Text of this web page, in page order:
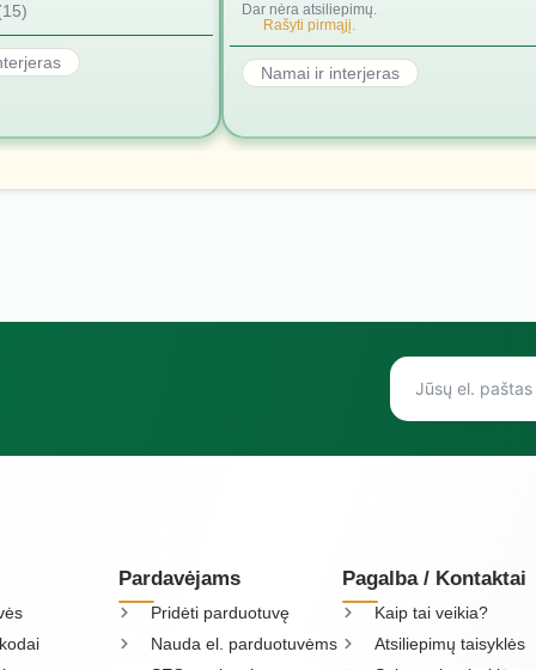
Dar nėra atsiliepimų.
Rašyti pirmąjį.
Namai ir interjeras
Pardavėjams
Pridėti parduotuvę
Nauda el. parduotuvėms
Pagalba / Kontaktai
Kaip tai veikia?
Atsiliepimų taisyklės